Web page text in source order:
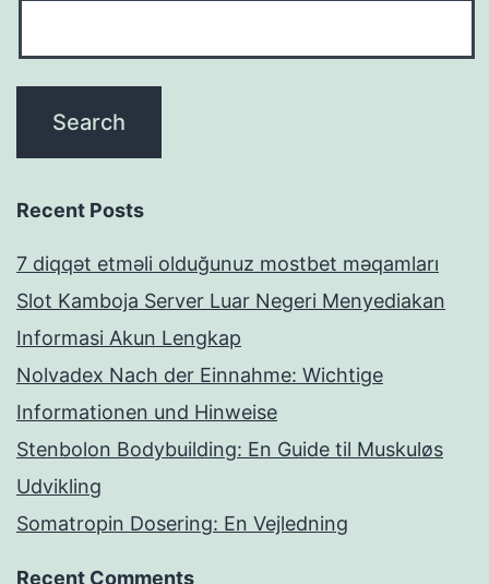
Recent Posts
7 diqqət etməli olduğunuz mostbet məqamları
Slot Kamboja Server Luar Negeri Menyediakan
Informasi Akun Lengkap
Nolvadex Nach der Einnahme: Wichtige
Informationen und Hinweise
Stenbolon Bodybuilding: En Guide til Muskuløs
Udvikling
Somatropin Dosering: En Vejledning
Recent Comments